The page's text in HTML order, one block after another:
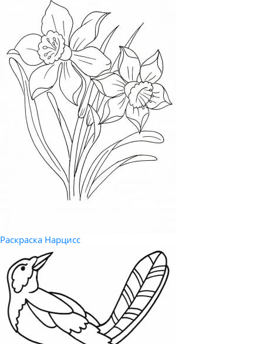
Раскраска Нарцисс